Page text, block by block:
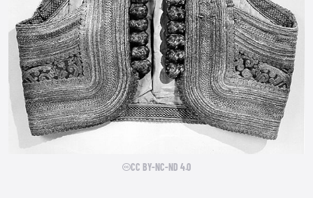
CC BY-NC-ND 4.0